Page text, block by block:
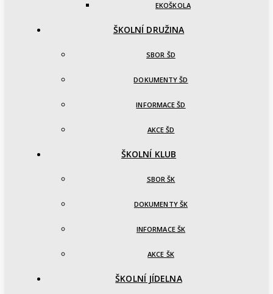
EKOŠKOLA
ŠKOLNÍ DRUŽINA
SBOR ŠD
DOKUMENTY ŠD
INFORMACE ŠD
AKCE ŠD
ŠKOLNÍ KLUB
SBOR ŠK
DOKUMENTY ŠK
INFORMACE ŠK
AKCE ŠK
ŠKOLNÍ JÍDELNA